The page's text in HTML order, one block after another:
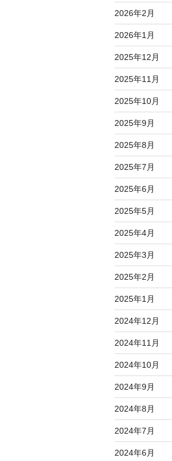
2026年2月
2026年1月
2025年12月
2025年11月
2025年10月
2025年9月
2025年8月
2025年7月
2025年6月
2025年5月
2025年4月
2025年3月
2025年2月
2025年1月
2024年12月
2024年11月
2024年10月
2024年9月
2024年8月
2024年7月
2024年6月